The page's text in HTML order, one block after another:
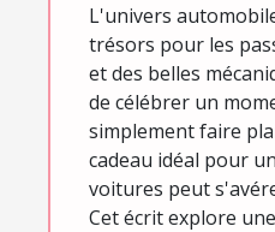
L'univers
trésors pour les
et des belles
de célébrer un
simplement faire
cadeau idéal pour
voitures peut
Cet écrit explore